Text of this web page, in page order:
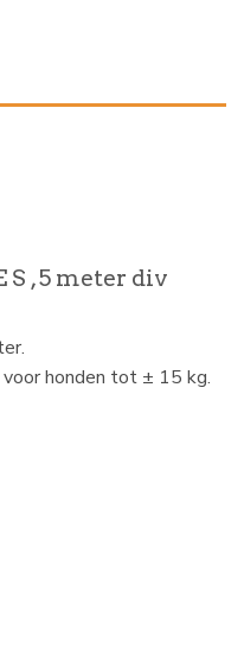
, 5 meter div
honden tot ± 15 kg.